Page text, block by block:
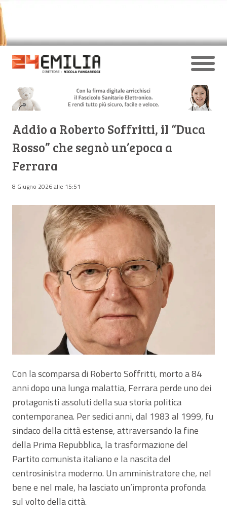
Addio a Roberto Soffritti, il “Duca
Rosso” che segnò un’epoca a
Ferrara
8 Giugno 2026 alle 15:51
Con la scomparsa di Roberto Soffritti, morto a 84
anni dopo una lunga malattia, Ferrara perde uno dei
protagonisti assoluti della sua storia politica
contemporanea. Per sedici anni, dal 1983 al 1999, fu
sindaco della città estense, attraversando la fine
della Prima Repubblica, la trasformazione del
Partito comunista italiano e la nascita del
centrosinistra moderno. Un amministratore che, nel
bene e nel male, ha lasciato un’impronta profonda
sul volto della città.